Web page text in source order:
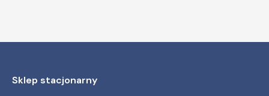
Sklep stacjonarny